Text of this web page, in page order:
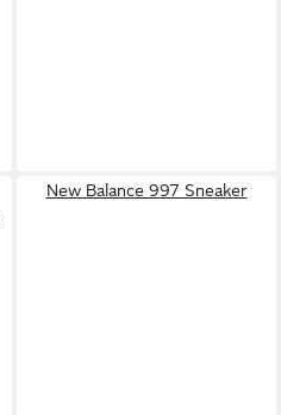
New Balance 997 Sneaker